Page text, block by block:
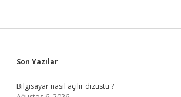
Sidebar
Son Yazılar
Bilgisayar nasıl açılır dizüstü ?